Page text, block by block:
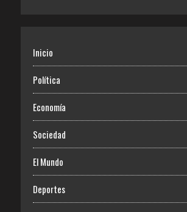
Inicio
Política
Economía
Sociedad
El Mundo
Deportes